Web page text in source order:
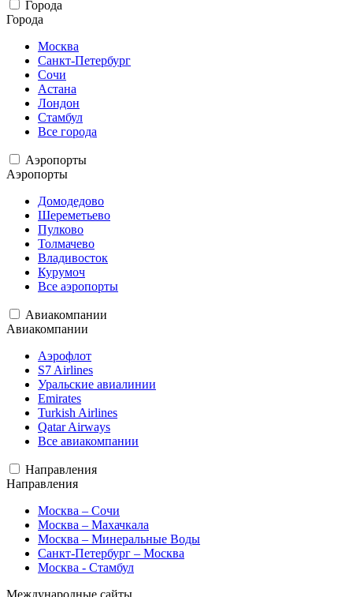
Города
Города
Москва
Санкт-Петербург
Сочи
Астана
Лондон
Стамбул
Все города
Аэропорты
Аэропорты
Домодедово
Шереметьево
Пулково
Толмачево
Владивосток
Курумоч
Все аэропорты
Авиакомпании
Авиакомпании
Аэрофлот
S7 Airlines
Уральские авиалинии
Emirates
Turkish Airlines
Qatar Airways
Все авиакомпании
Направления
Направления
Москва – Сочи
Москва – Махачкала
Москва – Минеральные Воды
Санкт-Петербург – Москва
Москва - Стамбул